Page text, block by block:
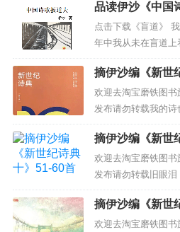
打击我
孤立我
在背后说我坏话的
都得到了报应
有的死了丈夫
有的被开水烫伤
有的得癌
有的起了一身湿疹
有的骑电动摔伤
有的女儿疯了
有的被双规（你懂的）
我没对他们动过邪念
最多说句气话
当他们真的死去或倒霉
我一点也不快乐
现在的
品读伊沙《中国
0首
点击下载《盲道》
年中我从未在盲道
吗）也没看见过一
外全都是人熙熙攘攘
无用的真空隧道却
5） 盲道成了人行道
摘伊沙编《新世
欢迎去淘宝磨铁图
发布请勿转载我的
我觉出，你宽松的
诗也骟过只不过出门
么卖力《诗刊》的
独一生 伊沙点评：
一...
摘伊沙编《新世
欢迎去淘宝磨铁图
发布请勿转载旧眼
都在哭唯独她没有
今天，她坐在门前望
好一个“旧眼泪”，却
摘伊沙编《新世
欢迎去淘宝磨铁图